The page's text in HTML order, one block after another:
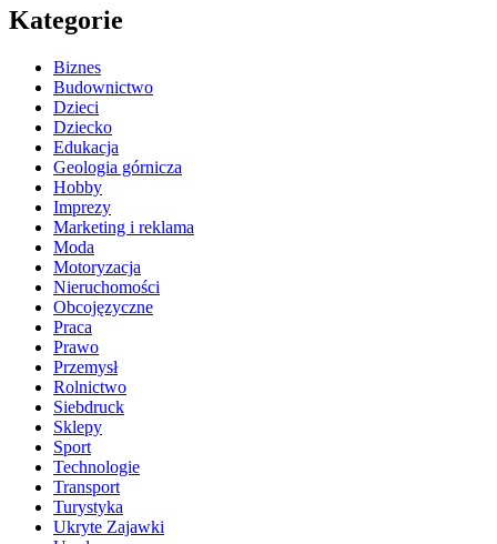
Kategorie
Biznes
Budownictwo
Dzieci
Dziecko
Edukacja
Geologia górnicza
Hobby
Imprezy
Marketing i reklama
Moda
Motoryzacja
Nieruchomości
Obcojęzyczne
Praca
Prawo
Przemysł
Rolnictwo
Siebdruck
Sklepy
Sport
Technologie
Transport
Turystyka
Ukryte Zajawki